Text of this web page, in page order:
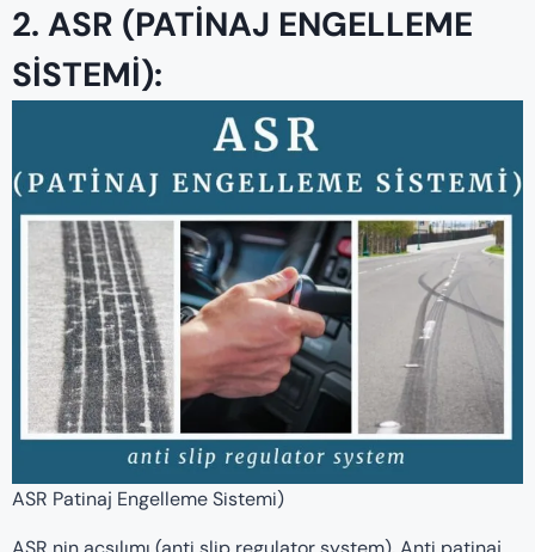
2. ASR (PATINAJ ENGELLEME
SISTEMI):
ASR Patinaj Engelleme Sistemi)